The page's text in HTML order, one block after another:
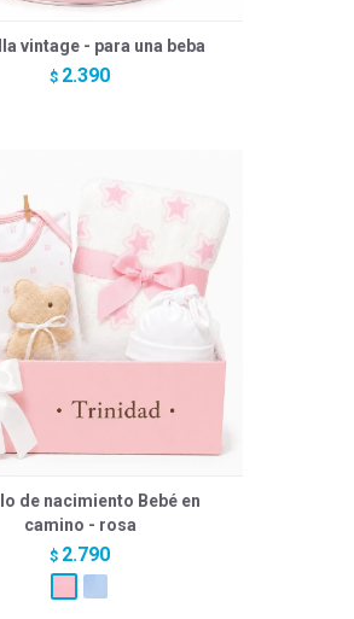
vintage - para una beba
$ 2.390
de nacimiento Bebé en
camino - rosa
$ 2.790